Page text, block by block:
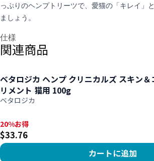
っぷりのヘンプトリーツで、愛猫の「キレイ」
ましょう。
仕様
関連商品
ベタロジカ ヘンプ クリニカルズ スキン
リメント 猫用 100g
ベタロジカ
20%お得, $33.76
20%お得
$33.76
カートに追加